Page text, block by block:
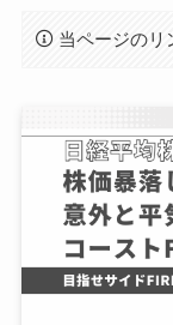
当ページのリ